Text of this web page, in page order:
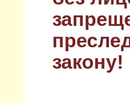
закону!